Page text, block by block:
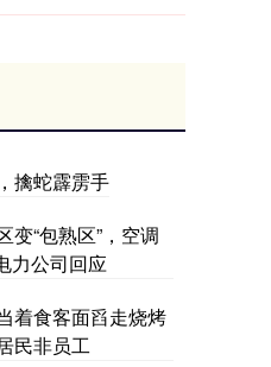
擒蛇霹雳手
变“包熟区”，空调
力公司回应
着食客面舀走烧烤
民非员工